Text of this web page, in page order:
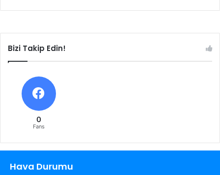
Bizi Takip Edin!
0
Fans
Hava Durumu